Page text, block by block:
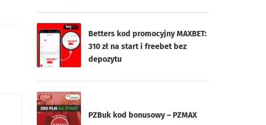
Betters kod promocyjny MAXBET:
310 zł na start i freebet bez
depozytu
PZBuk kod bonusowy – PZMAX